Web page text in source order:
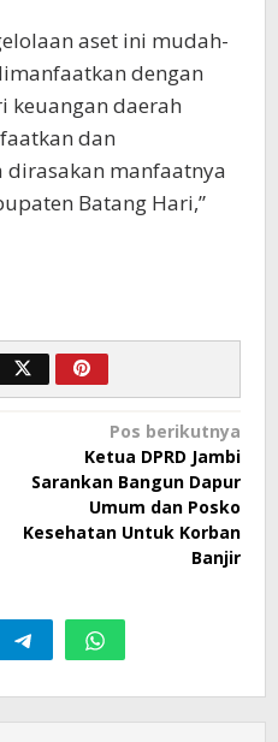
aset ini mudah-
dengan
keuangan daerah
dan
manfaatnya
Batang Hari,”
Pos berikutnya
Ketua DPRD Jambi
Sarankan Bangun Dapur
Umum dan Posko
Kesehatan Untuk Korban
Banjir